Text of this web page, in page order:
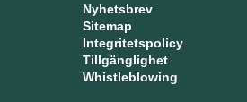
Nyhetsbrev
Sitemap
Integritetspolicy
Tillgänglighet
Whistleblowing